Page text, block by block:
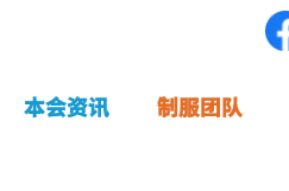
本会资讯 制服团队